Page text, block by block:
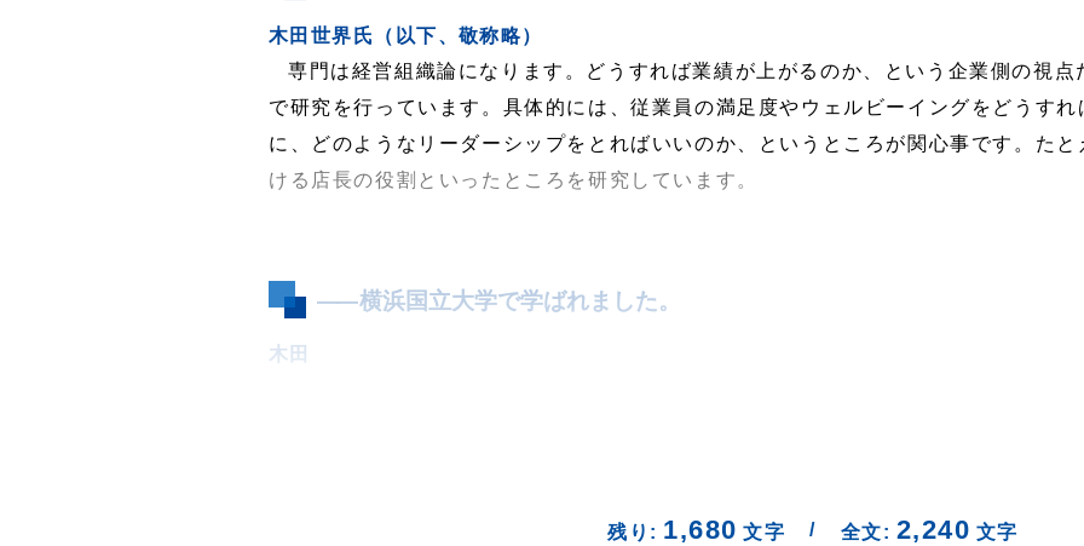
木田世界氏（以下、敬称略）
専門は経営組織論になります。どうすれば業績が上がるのか、という企業側の視
で研究を行っています。具体的には、従業員の満足度やウェルビーイングをどうす
に、どのようなリーダーシップをとればいいのか、というところが関心事です。た
ける店長の役割といったところを研究しています。
――横浜国立大学で学ばれました。
木田
残り: 1,680 文字 / 全文: 2,240 文字